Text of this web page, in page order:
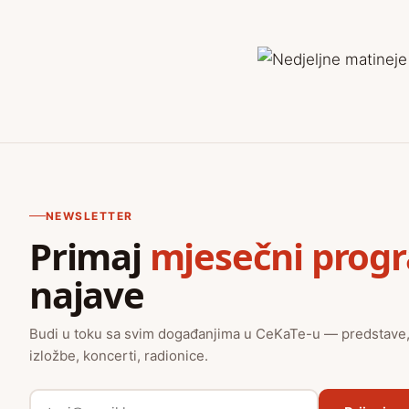
NEWSLETTER
Primaj mjesečni
najave
Budi u toku sa svim događanjima u CeKaTe-u — predstave,
izložbe, koncerti, radionice.